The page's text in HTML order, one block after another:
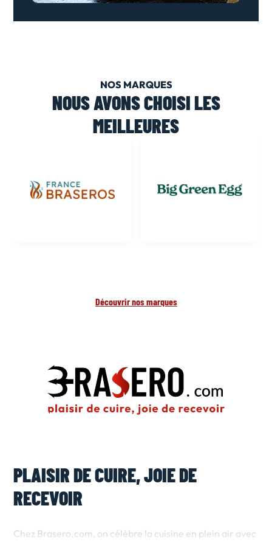
NOS MARQUES
NOUS AVONS CHOISI LES
MEILLEURES
Découvrir nos marques
PLAISIR DE CUIRE, JOIE DE
RECEVOIR
Chez Brasero.com, on célèbre la cuisine en plein air avec